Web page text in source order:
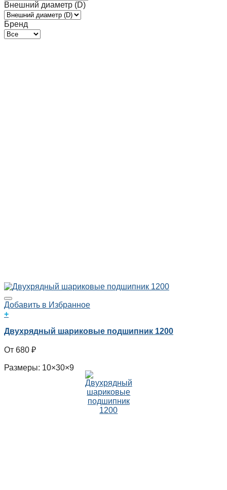
Внешний диаметр (D)
Бренд
Добавить в Избранное
+
Двухрядный шариковые подшипник 1200
680 ₽
Размеры: 10×30×9